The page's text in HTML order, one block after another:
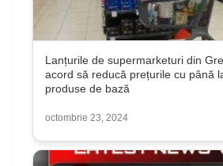
Lanțurile de supermarketuri din
acord să reducă prețurile cu până
produse de bază
octombrie 23, 2024